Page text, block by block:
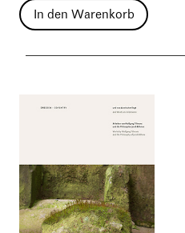
In den Warenkorb